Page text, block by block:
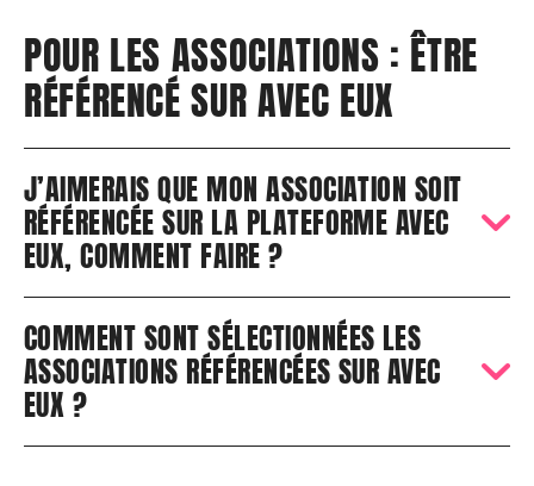
POUR LES ASSOCIATIONS : ÊTRE
RÉFÉRENCÉ SUR AVEC EUX
J’AIMERAIS QUE MON ASSOCIATION SOIT
RÉFÉRENCÉE SUR LA PLATEFORME AVEC
EUX, COMMENT FAIRE ?
COMMENT SONT SÉLECTIONNÉES LES
ASSOCIATIONS RÉFÉRENCÉES SUR AVEC
EUX ?